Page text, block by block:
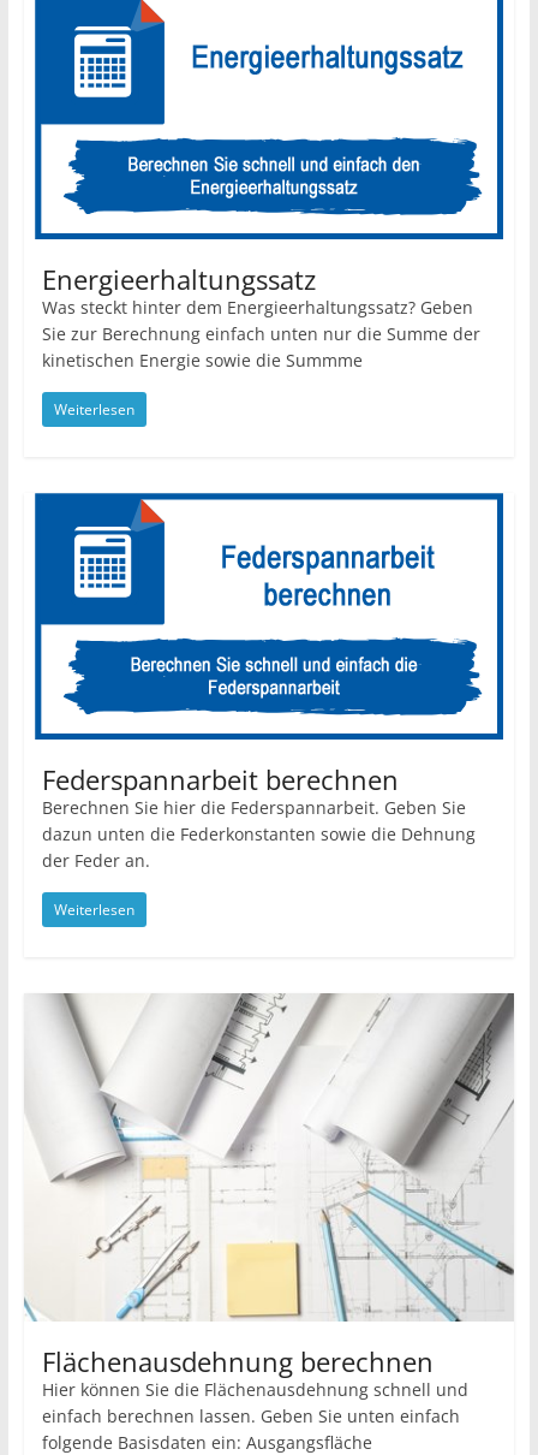
Energieerhaltungssatz
Was steckt hinter dem Energieerhaltungssatz? Geben
Sie zur Berechnung einfach unten nur die Summe der
kinetischen Energie sowie die Summme
Weiterlesen
Federspannarbeit berechnen
Berechnen Sie hier die Federspannarbeit. Geben Sie
dazun unten die Federkonstanten sowie die Dehnung
der Feder an.
Weiterlesen
Flächenausdehnung berechnen
Hier können Sie die Flächenausdehnung schnell und
einfach berechnen lassen. Geben Sie unten einfach
folgende Basisdaten ein: Ausgangsfläche